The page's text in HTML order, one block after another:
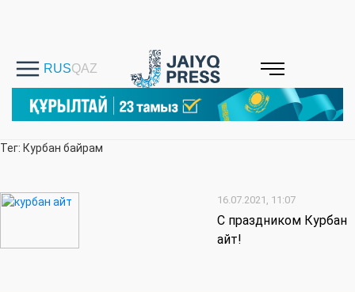
Тег: Курбан байрам
16.07.2021, 11:07
С праздником Курбан
айт!